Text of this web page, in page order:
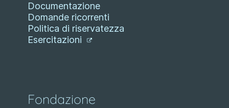
Documentazione
Domande ricorrenti
Politica di riservatezza
Esercitazioni
Fondazione